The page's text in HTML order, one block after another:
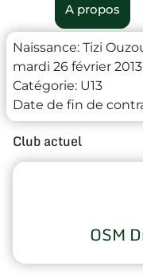
A propos
Naissance: Tizi
mardi 26 février 2013
Catégorie: U13
Date de fin de
Club actuel
OSM